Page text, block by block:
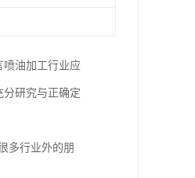
喷油加工行业应
研究与正确定
多行业外的朋